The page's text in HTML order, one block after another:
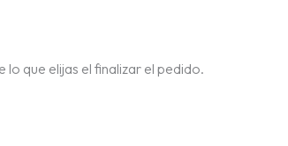
que elijas el finalizar el pedido.